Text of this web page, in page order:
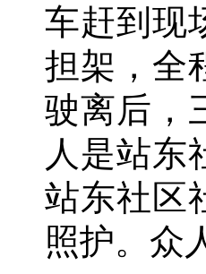
车赶到现
担架，全
驶离后，
人是站东
站东社区
照护。众